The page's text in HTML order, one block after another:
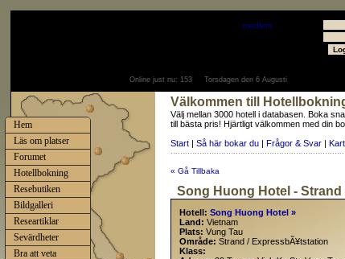
Välkommen till
Välj mellan 3000 hotell i databasen. Boka
till bästa pris! Hjärtligt välkommen med din
Start | Så här bokar du | Frågor & Svar |
« Gå Tillbaka
Song Huong Hotel -
Hotell: Song Huong Hotel »
Land: Vietnam
Plats: Vung Tau
Område: Strand / ExpressbÃ¥tstation
Klass:
Online just nu: 153 Torsdagen den 6 Augusti
medlem
Hem
Läs om platser
Forumet
Hotellbokning
Resebutiken
Bildgalleri
Researtiklar
Sevärdheter
Bra att veta